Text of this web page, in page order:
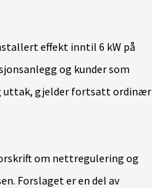
effekt inntil 6 kW på
og kunder som
uttak, gjelder fortsatt ordinær
om nettregulering og
Forslaget er en del av